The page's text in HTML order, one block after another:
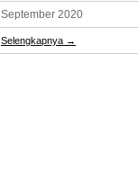
September 2020
Selengkapnya →